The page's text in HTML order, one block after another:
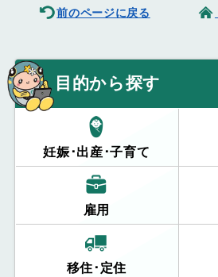
前のページに戻る
目的から探す
妊娠･出産･子育て
雇用
移住･定住